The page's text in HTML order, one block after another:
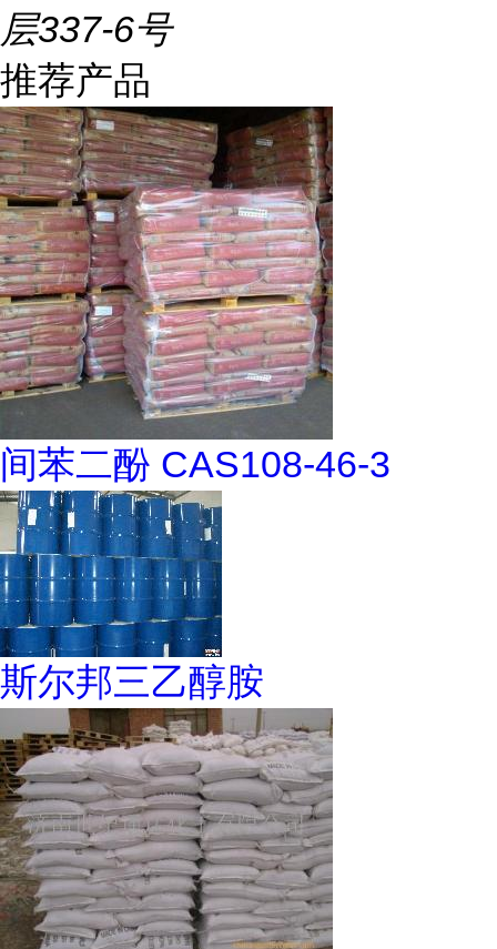
层337-6号
推荐产品
间苯二酚 CAS108-46-3
斯尔邦三乙醇胺